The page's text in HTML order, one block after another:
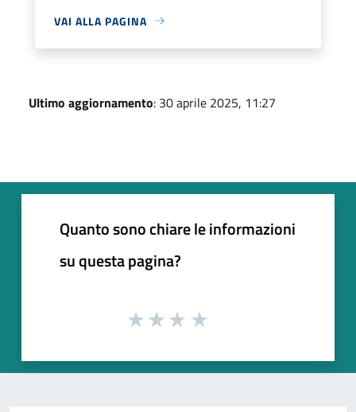
VAI ALLA PAGINA
Ultimo aggiornamento: 30 aprile 2025, 11:27
Quanto sono chiare le informazioni
su questa pagina?